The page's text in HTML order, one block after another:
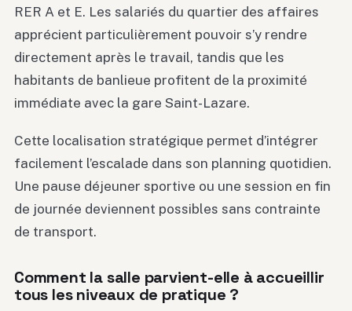
RER A et E. Les salariés du quartier des affaires
apprécient particulièrement pouvoir s’y rendre
directement après le travail, tandis que les
habitants de banlieue profitent de la proximité
immédiate avec la gare Saint-Lazare.
Cette localisation stratégique permet d’intégrer
facilement l’escalade dans son planning quotidien.
Une pause déjeuner sportive ou une session en fin
de journée deviennent possibles sans contrainte
de transport.
Comment la salle parvient-elle à accueillir
tous les niveaux de pratique ?